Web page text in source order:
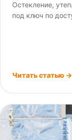
Остекление,
под ключ по
Читать статью →